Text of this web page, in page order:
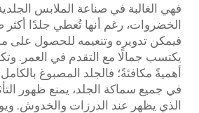
فهي الغالبة في صناعة الملابس
الخضروات، رغم أنها تُعطي جلدًا أكثر
فيمكن تدويره وتنعيمه للحصول
يكتسب جمالًا مع التقدم في العمر.
أهميةً مكافئةً؛ فالجلد المصبوغ
في جميع سماكة الجلد، يمنع ظهور
الذي يظهر عند الدرزات والخدوش.